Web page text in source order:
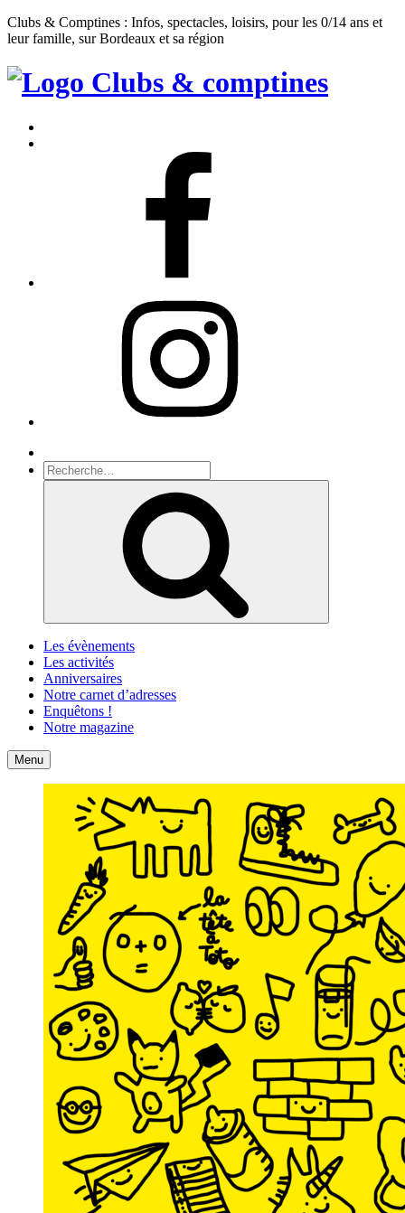
Clubs & Comptines : Infos, spectacles, loisirs, pour les 0/14 ans et
leur famille, sur Bordeaux et sa région
Clubs
Comptines
Recherche
pour
Les évènements
Les activités
Anniversaires
Notre carnet d’adresses
Enquêtons !
Notre magazine
Accueil
Menu Contact